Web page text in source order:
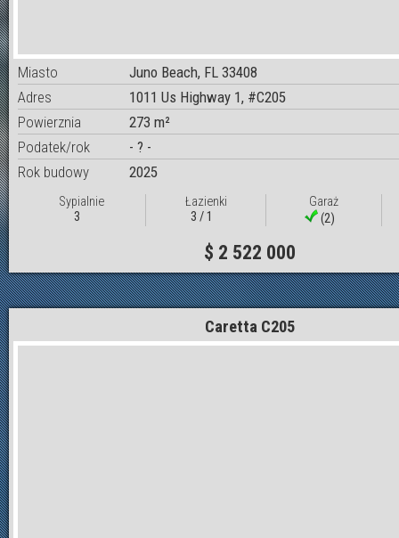
Miasto
Juno Beach, FL 33408
Adres
1011 Us Highway 1, #C205
Powierznia
273 m²
Podatek/rok
- ? -
Rok budowy
2025
Sypialnie
3
Łazienki
3 / 1
Garaż
(2)
$ 2 522 000
Caretta C205